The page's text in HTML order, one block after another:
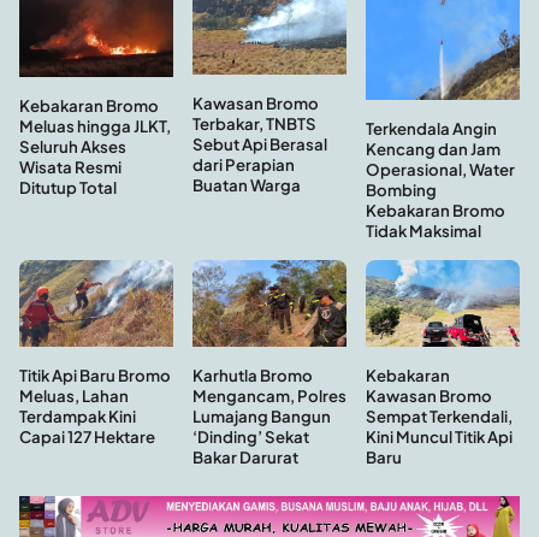
Kebakaran Bromo
Meluas hingga JLKT,
Seluruh Akses
Wisata Resmi
Ditutup Total
Kawasan Bromo
Terbakar, TNBTS
Sebut Api Berasal
dari Perapian
Buatan Warga
Terkendala Angin
Kencang dan Jam
Operasional, Water
Bombing
Kebakaran Bromo
Tidak Maksimal
Titik Api Baru Bromo
Meluas, Lahan
Terdampak Kini
Capai 127 Hektare
Karhutla Bromo
Mengancam, Polres
Lumajang Bangun
‘Dinding’ Sekat
Bakar Darurat
Kebakaran
Kawasan Bromo
Sempat Terkendali,
Kini Muncul Titik Api
Baru